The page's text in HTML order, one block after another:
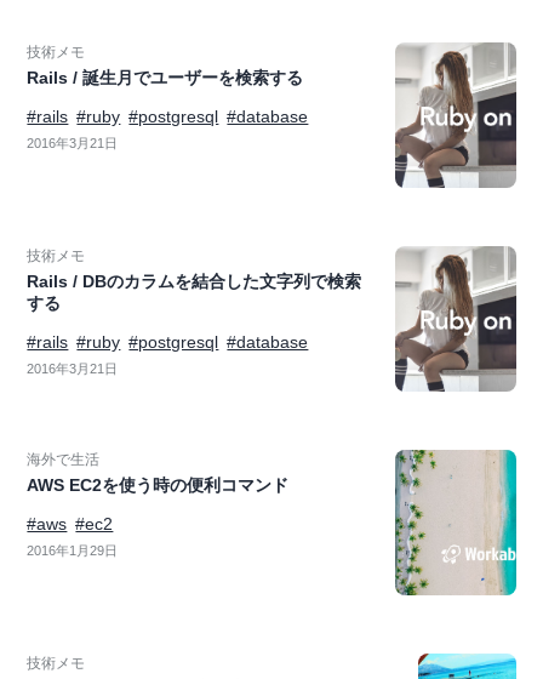
技術メモ
Rails / 誕生月でユーザーを検索する
#rails #ruby #postgresql #database
2016年3月21日
技術メモ
Rails / DBのカラムを結合した文字列で検索
する
#rails #ruby #postgresql #database
2016年3月21日
海外で生活
AWS EC2を使う時の便利コマンド
#aws #ec2
2016年1月29日
技術メモ